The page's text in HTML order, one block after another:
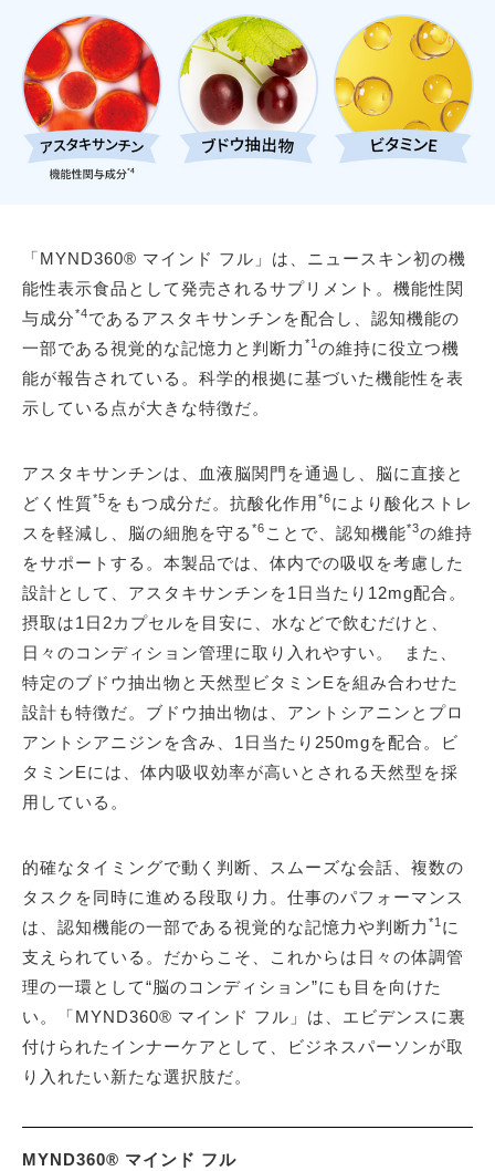
「MYND360® マインド フル」は、ニュースキン初の機
能性表示食品として発売されるサプリメント。機能性関
与成分*4であるアスタキサンチンを配合し、認知機能の
一部である視覚的な記憶力と判断力 *1の維持に役立つ機
能が報告されている。科学的根拠に基づいた機能性を表
示している点が大きな特徴だ。
アスタキサンチンは、血液脳関門を通過し、脳に直接と
どく性質*5 をもつ成分だ。抗酸化作用*6により酸化ストレ
スを軽減し、脳の細胞を守る *6 ことで、認知機能*3の維持
をサポートする。本製品では、体内での吸収を考慮した
設計として、アスタキサンチンを1日当たり12mg配合。
摂取は1日2カプセルを目安に、水などで飲むだけと、
日々のコンディション管理に取り入れやすい。 また、
特定のブドウ抽出物と天然型ビタミンEを組み合わせた
設計も特徴だ。ブドウ抽出物は、アントシアニンとプロ
アントシアニジンを含み、1日当たり250mgを配合。ビ
タミンEには、体内吸収効率が高いとされる天然型を採
用している。
的確なタイミングで動く判断、スムーズな会話、複数の
タスクを同時に進める段取り力。仕事のパフォーマンス
は、認知機能の一部である視覚的な記憶力や判断力 *1に
支えられている。だからこそ、これからは日々の体調管
理の一環として“脳のコンディション”にも目を向けた
い。「MYND360® マインド フル」は、エビデンスに裏
付けられたインナーケアとして、ビジネスパーソンが取
り入れたい新たな選択肢だ。
MYND360® マインド フル